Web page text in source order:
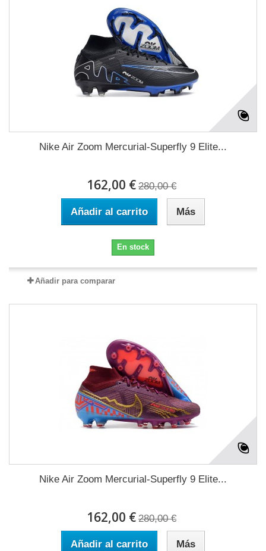
Nike Air Zoom Mercurial-Superfly 9 Elite...
162,00 € 280,00 €
Añadir al carrito Más
En stock
Añadir para comparar
Nike Air Zoom Mercurial-Superfly 9 Elite...
162,00 € 280,00 €
Añadir al carrito Más